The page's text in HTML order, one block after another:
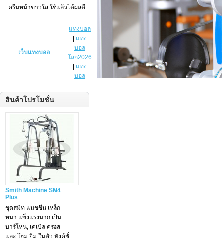
ครีมหน้าขาวใส ใช้แล้วได้ผลดี
เว็บแทงบอล
แทงบอล
แทง
บอล
โลก2026
แทง
บอล
สินค้าโปรโมชั่น
Smith Machine SM4
Plus
ชุดสมิท แมชชีน เหล็ก
หนา แข็งแรงมาก เป็น
บาร์โหน, เคเบิล ครอส
และ โฮม ยิม ในตัว ฟังค์ชั่